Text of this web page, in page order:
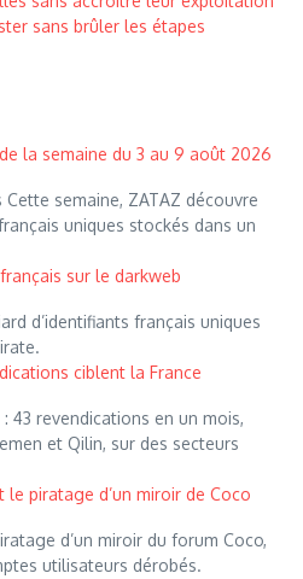
sans brûler les étapes
la semaine du 3 au 9 août 2026
semaine, ZATAZ découvre
uniques stockés dans un
sur le darkweb
d’identifiants français uniques
ciblent la France
43 revendications en un mois,
et Qilin, sur des secteurs
le piratage d’un miroir de Coco
d’un miroir du forum Coco,
utilisateurs dérobés.